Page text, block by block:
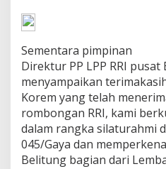
Sementara pimpinan
Direktur PP LPP RRI
menyampaikan
Korem yang telah
rombongan RRI, kami
dalam rangka silaturahmi
045/Gaya dan
Belitung bagian dari